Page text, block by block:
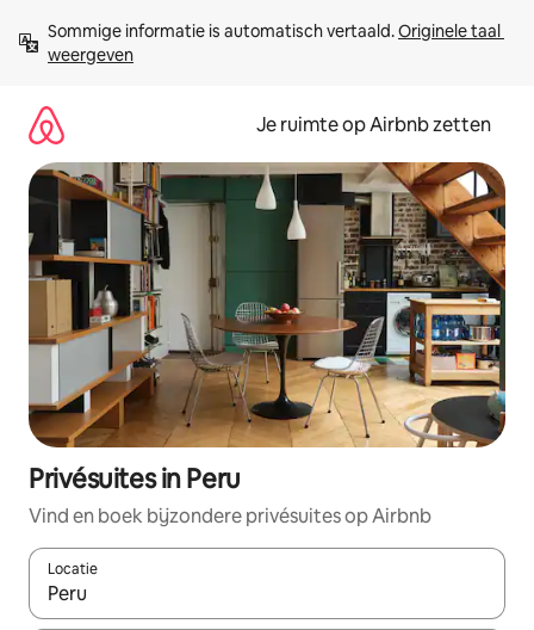
direct
naar
Sommige informatie is automatisch vertaald. Originele taal
weergeven
Je ruimte op Airbnb zetten
Privésuites in Peru
Vind en boek bijzondere privésuites op Airbnb
Locatie
Wanneer er suggesties beschikbaar zijn, maak je een keuze